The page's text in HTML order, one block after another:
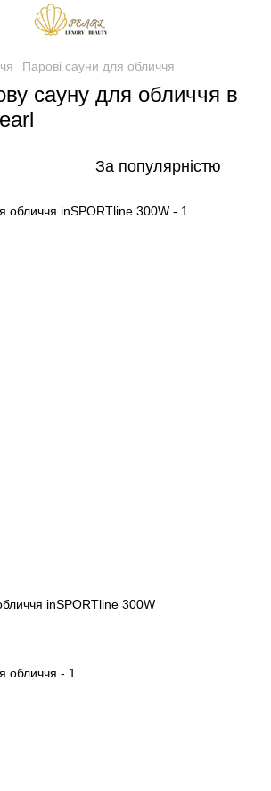
Парові сауни для обличчя
сауну для обличчя в
За популярністю
inSPORTline 300W